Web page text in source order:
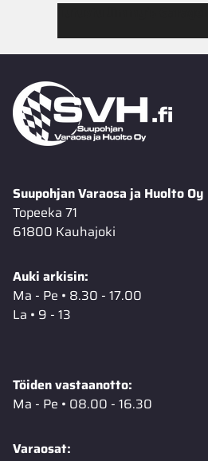
Suupohjan Varaosa ja Huolto Oy
Topeeka 71
61800 Kauhajoki
Auki arkisin:
Ma - Pe • 8.30 - 17.00
La • 9 - 13
Töiden vastaanotto:
Ma - Pe • 08.00 - 16.30
Varaosat: